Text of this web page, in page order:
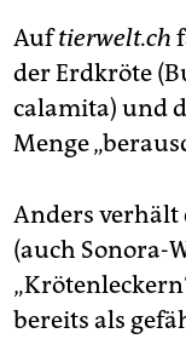
Auftierwelt.ch
der Erdkröte
calamita) und
Menge
Anders verhält
(auch Sonora-
bereits als